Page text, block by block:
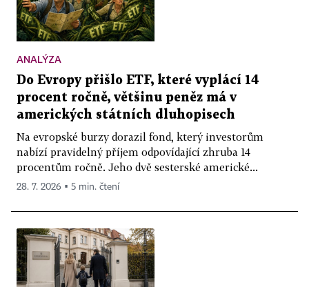
ANALÝZA
Do Evropy přišlo ETF, které vyplácí 14
procent ročně, většinu peněz má v
amerických státních dluhopisech
Na evropské burzy dorazil fond, který investorům
nabízí pravidelný příjem odpovídající zhruba 14
procentům ročně. Jeho dvě sesterské americké...
28. 7. 2026 ▪ 5 min. čtení